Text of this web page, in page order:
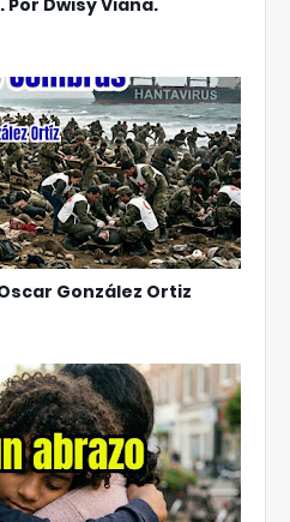
Dwisy Viana.
González Ortiz